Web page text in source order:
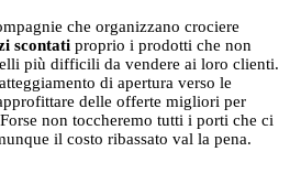
che organizzano crociere
scontati proprio i prodotti che non
più difficili da vendere ai loro clienti.
di apertura verso le
delle offerte migliori per
non toccheremo tutti i porti che ci
il costo ribassato val la pena.